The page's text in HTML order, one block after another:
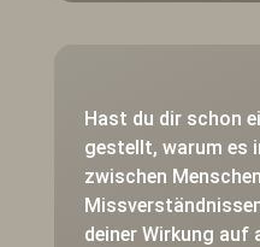
Hast du dir schon
gestellt, warum es
zwischen
deiner Wirkung auf